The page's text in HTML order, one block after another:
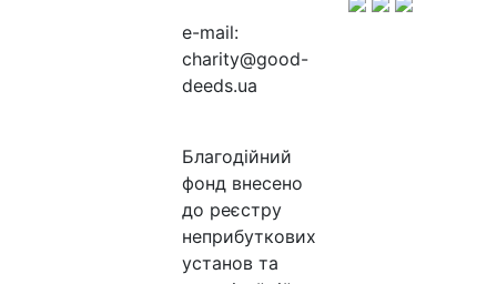
e-mail:
charity@good-
deeds.ua
Благодійний
фонд внесено
до реєстру
неприбуткових
установ та